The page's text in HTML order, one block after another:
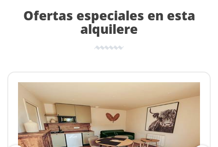
Ofertas especiales en esta
alquilere